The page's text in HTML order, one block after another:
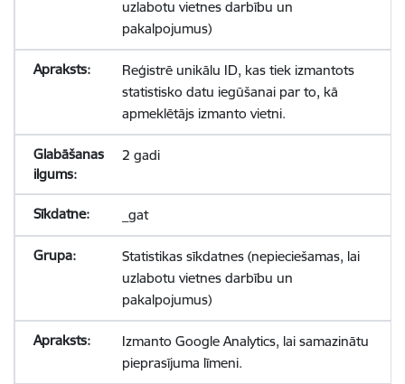
uzlabotu vietnes darbību un
pakalpojumus)
Reģistrē unikālu ID, kas tiek izmantots
statistisko datu iegūšanai par to, kā
apmeklētājs izmanto vietni.
2 gadi
_gat
Statistikas sīkdatnes (nepieciešamas, lai
uzlabotu vietnes darbību un
pakalpojumus)
Izmanto Google Analytics, lai samazinātu
pieprasījuma līmeni.